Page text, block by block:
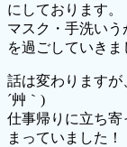
にしております。
マスク・手洗い
を過ごしていき
話は変わります
´艸｀)
仕事帰りに立ち
まっていました！